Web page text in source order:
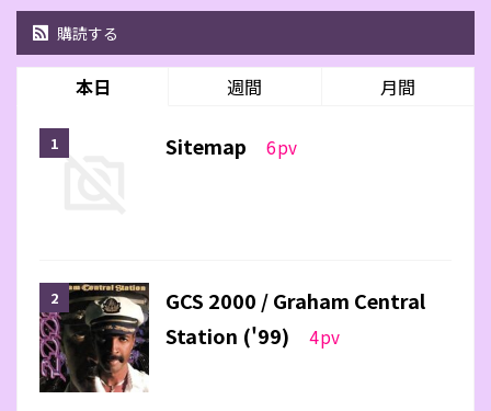
購読する
本日 週間 月間
Sitemap 6pv
GCS 2000 / Graham Central
Station ('99)
4pv